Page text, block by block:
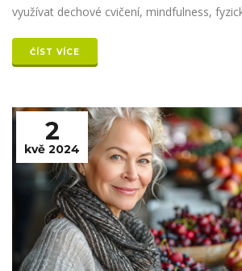
využívat dechové cvičení, mindfulness,
ČÍST VÍCE
2
kvě 2024